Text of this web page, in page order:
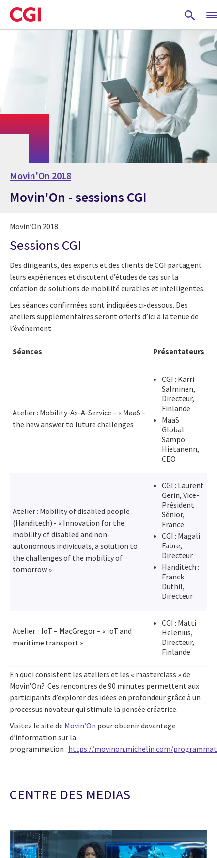
Skip
to
main
Movin'On 2018
Movin'On - sessions CGI
Movin’On 2018
Sessions CGI
Des dirigeants, des experts et des clients de CGI partagent
leurs expériences et discutent d’études de cas sur la
création de solutions de mobilité durables et intelligentes.
Les séances confirmées sont indiquées ci-dessous. Des
ateliers supplémentaires seront offerts d’ici à la tenue de
l’événement.
Séances Présentateurs
Atelier : Mobility-As-A-Service – « MaaS –
the new answer to future challenges
CGI : Karri
Salminen,
Directeur,
Finlande
MaaS
Global :
Sampo
Hietanenn,
CEO
Atelier : Mobility of disabled people
(Handitech) - « Innovation for the
mobility of disabled and non-
autonomous individuals, a solution to
the challenges of the mobility of
tomorrow »
CGI : Laurent
Gerin, Vice-
Président
Sénior,
France
CGI : Magali
Fabre,
Directeur
Handitech :
Franck
Duthil,
Directeur
Atelier : IoT – MacGregor – « IoT and
maritime transport »
CGI : Matti
Helenius,
Directeur,
Finlande
En quoi consistent les ateliers et les « masterclass » de
Movin’On? Ces rencontres de 90 minutes permettent aux
participants d’explorer des idées en profondeur grâce à un
processus novateur qui stimule la pensée créatrice.
Visitez le site de Movin’On pour obtenir davantage
d’information sur la
programmation : https://movinon.michelin.com/
CENTRE DES MEDIAS